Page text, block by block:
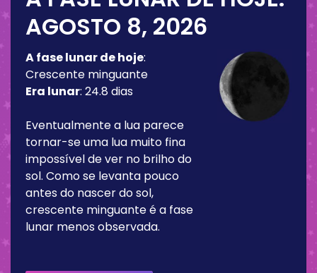
AGOSTO 8, 2026
A fase lunar de hoje:
Crescente minguante
Era lunar: 24.8 dias
Eventualmente a lua parece
tornar-se uma lua muito fina
impossível de ver no brilho do
sol. Como se levanta pouco
antes do nascer do sol,
crescente minguante é a fase
lunar menos observada.